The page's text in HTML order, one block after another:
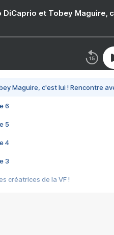
DiCaprio et Tobey Maguire,
Maguire, c'est lui ! Rencontre
6
5
4
3
créatrices de la VF !